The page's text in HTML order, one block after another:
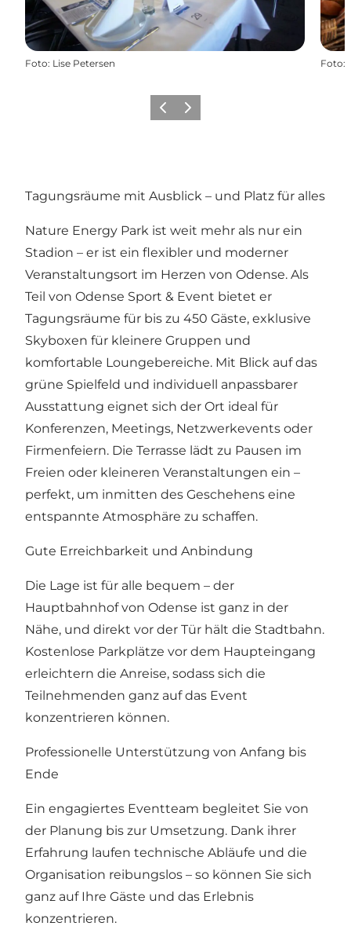
Foto: Lise Petersen Foto:
ZurückWeiter
Tagungsräume mit Ausblick – und Platz für alles
Nature Energy Park ist weit mehr als nur ein
Stadion – er ist ein flexibler und moderner
Veranstaltungsort im Herzen von Odense. Als
Teil von Odense Sport & Event bietet er
Tagungsräume für bis zu 450 Gäste, exklusive
Skyboxen für kleinere Gruppen und
komfortable Loungebereiche. Mit Blick auf das
grüne Spielfeld und individuell anpassbarer
Ausstattung eignet sich der Ort ideal für
Konferenzen, Meetings, Netzwerkevents oder
Firmenfeiern. Die Terrasse lädt zu Pausen im
Freien oder kleineren Veranstaltungen ein –
perfekt, um inmitten des Geschehens eine
entspannte Atmosphäre zu schaffen.
Gute Erreichbarkeit und Anbindung
Die Lage ist für alle bequem – der
Hauptbahnhof von Odense ist ganz in der
Nähe, und direkt vor der Tür hält die Stadtbahn.
Kostenlose Parkplätze vor dem Haupteingang
erleichtern die Anreise, sodass sich die
Teilnehmenden ganz auf das Event
konzentrieren können.
Professionelle Unterstützung von Anfang bis
Ende
Ein engagiertes Eventteam begleitet Sie von
der Planung bis zur Umsetzung. Dank ihrer
Erfahrung laufen technische Abläufe und die
Organisation reibungslos – so können Sie sich
ganz auf Ihre Gäste und das Erlebnis
konzentrieren.